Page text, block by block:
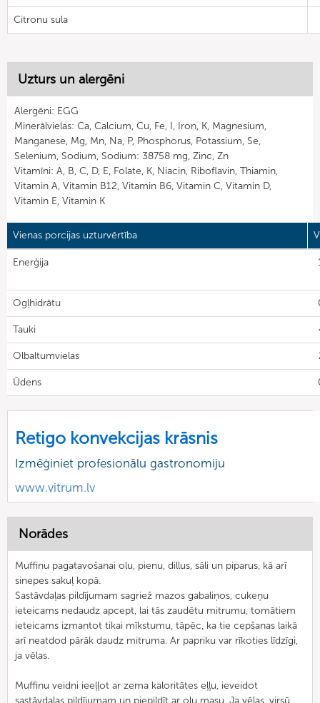
Citronu sula
Uzturs un alergēni
Alergēni: EGG
Minerālvielas: Ca, Calcium, Cu, Fe, I, Iron, K, Magnesium,
Manganese, Mg, Mn, Na, P, Phosphorus, Potassium, Se,
Selenium, Sodium, Sodium: 38758 mg, Zinc, Zn
Vitamīni: A, B, C, D, E, Folate, K, Niacin, Riboflavin, Thiamin,
Vitamin A, Vitamin B12, Vitamin B6, Vitamin C, Vitamin D,
Vitamin E, Vitamin K
Vienas porcijas uzturvērtība
Enerģija
Ogļhidrātu
Tauki
Olbaltumvielas
Ūdens
Retigo konvekcijas krāsnis
Izmēģiniet profesionālu gastronomiju
www.vitrum.lv
Norādes
Muffinu pagatavošanai olu, pienu, dillus, sāli un piparus, kā arī
sinepes sakuļ kopā.
Sastāvdaļas pildījumam sagriež mazos gabaliņos, cukeņu
ieteicams nedaudz apcept, lai tās zaudētu mitrumu, tomātiem
ieteicams izmantot tikai mīkstumu, tāpēc, ka tie cepšanas laikā
arī neatdod pārāk daudz mitruma. Ar papriku var rīkoties līdzīgi,
ja vēlas.
Muffinu veidni ieeļļot ar zema kaloritātes eļļu, ieveidot
sastāvdaļas pildījumam un piepildīt ar olu masu. Ja vēlas, virsū